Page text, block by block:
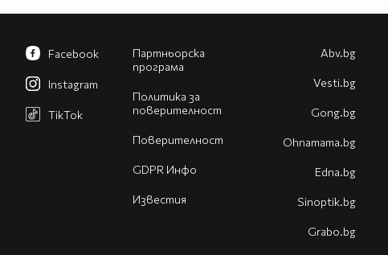
Партньорска
програма
Политика за
поверителност
Поверителност
GDPR Инфо
Известия
Facebook
Instagram
TikTok
Abv.bg
Vesti.bg
Gong.bg
Оhnamama.bg
Edna.bg
Sinoptik.bg
Grabo.bg